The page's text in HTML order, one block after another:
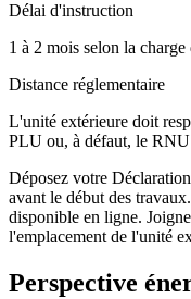
Délai d'instruction
1 à 2 mois selon la
Distance réglementaire
L'unité extérieure doit
PLU ou, à défaut, le RNU
Déposez votre
avant le début des
disponible en ligne.
l'emplacement de l'unité
Perspective